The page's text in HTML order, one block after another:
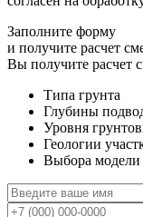
Заполните форму
и получите расчет
Вы получите расчет
Типа грунта
Глубины
Уровня
Геологии
Выбора модели